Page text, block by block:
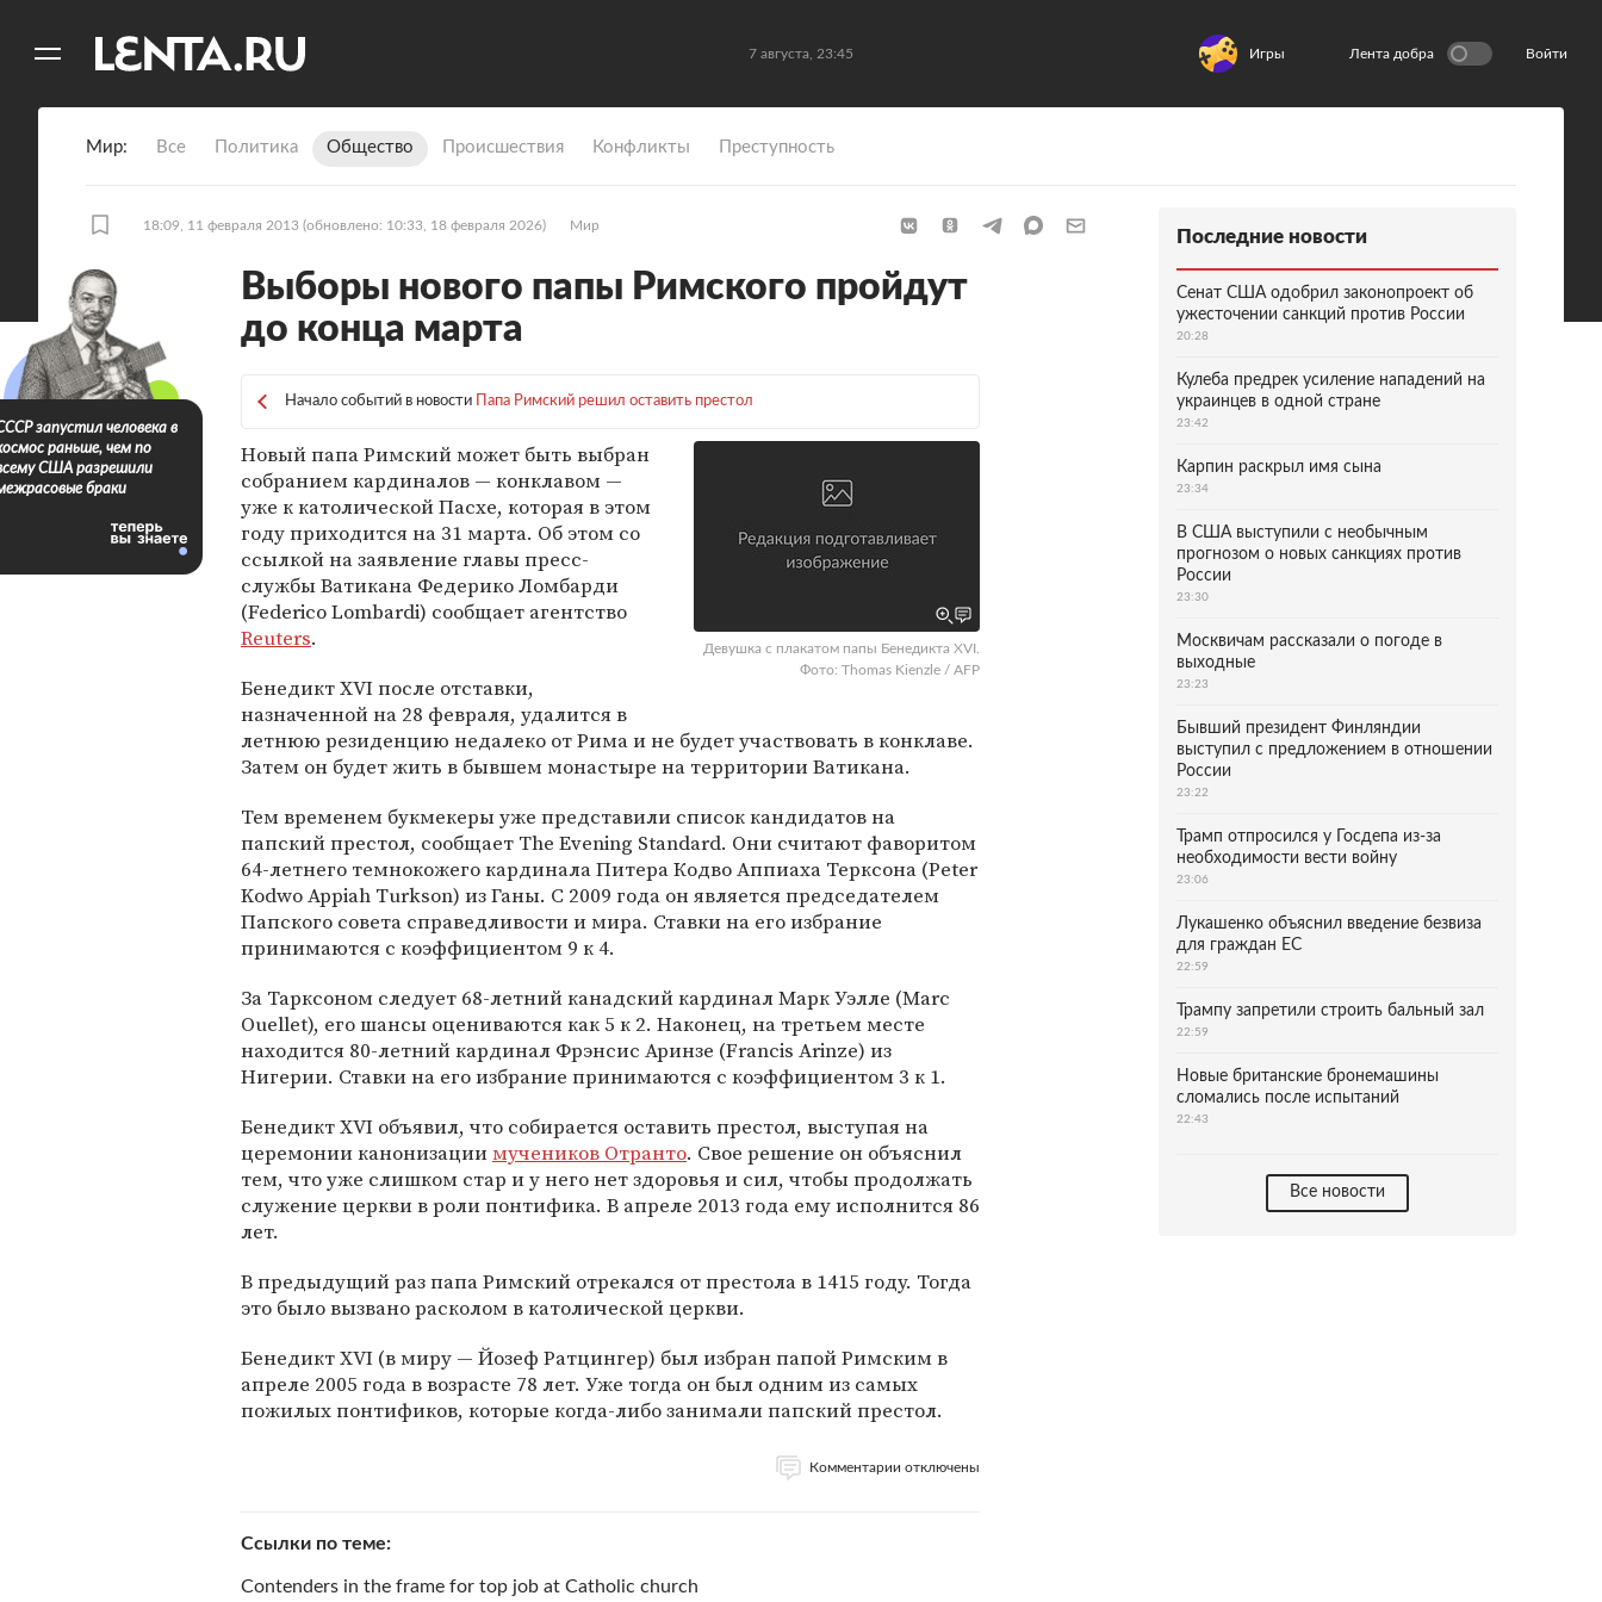
7 августа, 23:45 Игры Лента добра Войти
Мир Все Политика Общество Происшествия Конфликты Преступность
18:09, 11 февраля 2013 (обновлено: 10:33, 18 февраля 2026) Мир
Выборы нового папы Римского пройдут
до конца марта
Начало событий в новости Папа Римский решил оставить престол
Девушка с плакатом папы Бенедикта XVI.
Фото: Thomas Kienzle / AFP
Новый папа Римский может быть выбран
собранием кардиналов — конклавом —
уже к католической Пасхе, которая в этом
году приходится на 31 марта. Об этом со
ссылкой на заявление главы пресс-
службы Ватикана Федерико Ломбарди
(Federico Lombardi) сообщает агентство
Reuters.
Бенедикт XVI после отставки,
назначенной на 28 февраля, удалится в
летнюю резиденцию недалеко от Рима и не будет участвовать в конклаве.
Затем он будет жить в бывшем монастыре на территории Ватикана.
Тем временем букмекеры уже представили список кандидатов на
папский престол, сообщает The Evening Standard. Они считают фаворитом
64-летнего темнокожего кардинала Питера Кодво Аппиаха Терксона (Peter
Kodwo Appiah Turkson) из Ганы. С 2009 года он является председателем
Папского совета справедливости и мира. Ставки на его избрание
принимаются с коэффициентом 9 к 4.
За Тарксоном следует 68-летний канадский кардинал Марк Уэлле (Marc
Ouellet), его шансы оцениваются как 5 к 2. Наконец, на третьем месте
находится 80-летний кардинал Фрэнсис Аринзе (Francis Arinze) из
Нигерии. Ставки на его избрание принимаются с коэффициентом 3 к 1.
Бенедикт XVI объявил, что собирается оставить престол, выступая на
церемонии канонизации мучеников Отранто. Свое решение он объяснил
тем, что уже слишком стар и у него нет здоровья и сил, чтобы продолжать
служение церкви в роли понтифика. В апреле 2013 года ему исполнится 86
лет.
В предыдущий раз папа Римский отрекался от престола в 1415 году. Тогда
это было вызвано расколом в католической церкви.
Бенедикт XVI (в миру — Йозеф Ратцингер) был избран папой Римским в
апреле 2005 года в возрасте 78 лет. Уже тогда он был одним из самых
пожилых понтификов, которые когда-либо занимали папский престол.
Комментарии отключены
Ссылки по теме
Contenders in the frame for top job at Catholic church
запустил человека в
раньше, чем по
США разрешили
браки
Последние новости
Сенат США одобрил законопроект об
ужесточении санкций против России
20:28
Кулеба предрек усиление нападений на
украинцев в одной стране
23:42
Карпин раскрыл имя сына
23:34
В США выступили с необычным
прогнозом о новых санкциях против
России
23:30
Москвичам рассказали о погоде в
выходные
23:23
Бывший президент Финляндии
выступил с предложением в отношении
России
23:22
Трамп отпросился у Госдепа из-за
необходимости вести войну
23:06
Лукашенко объяснил введение безвиза
для граждан ЕС
22:59
Трампу запретили строить бальный зал
22:59
Новые британские бронемашины
сломались после испытаний
22:43
Все новости